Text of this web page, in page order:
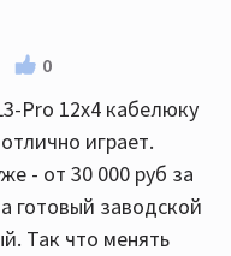
0
Pro 12x4 кабелюку
играет.
- от 30 000 руб за
готовый заводской
Так что менять